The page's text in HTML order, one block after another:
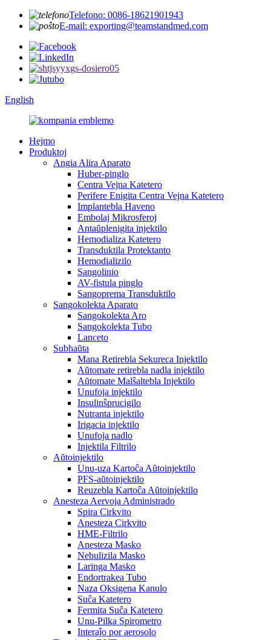
Telefono: 0086-18621901943
E-mail: exporting@teamstandmed.com
English
Hejmo
Produktoj
Angia Alira Aparato
Huber-pinglo
Centra Vejna Katetero
Perifere Enigita Centra Vejna Katetero
Implantebla Haveno
Embolaj Mikrosferoj
Antaŭplenigita injektilo
Hemodializa Katetero
Transduktila Protektanto
Hemodializilo
Sangolinio
AV-fistula pinglo
Sangoprema Transduktilo
Sangokolekta Aparato
Sangokolekta Aro
Sangokolekta Tubo
Lanceto
Subhaŭta
Mana Retirebla Sekureca Injektilo
Aŭtomate retirebla nadla injektilo
Aŭtomate Malŝaltebla Injektilo
Unufoja injektilo
Insulinŝprucigilo
Nutranta injektilo
Irigacia injektilo
Unufoja nadlo
Injektila Filtrilo
Aŭtoinjektilo
Unu-uza Kartoĉa Aŭtoinjektilo
PFS-aŭtoinjektilo
Reuzebla Kartoĉa Aŭtoinjektilo
Anesteza Aervoja Administrado
Spira Cirkvito
Anesteza Cirkvito
HME-Filtrilo
Anesteza Masko
Nebulizila Masko
Laringa Masko
Endortrakea Tubo
Naza Oksigena Kanulo
Suĉa Katetero
Fermita Suĉa Katetero
Unu-Pilka Spirometro
Interaĵo por aerosolo